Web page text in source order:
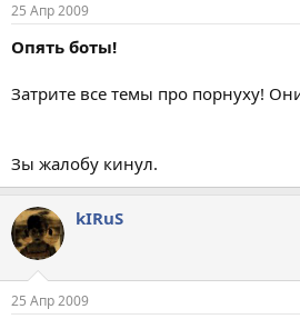
25 Апр 2009
Опять боты!
Затрите все темы про порнуху!
Зы жалобу кинул.
kIRuS
25 Апр 2009